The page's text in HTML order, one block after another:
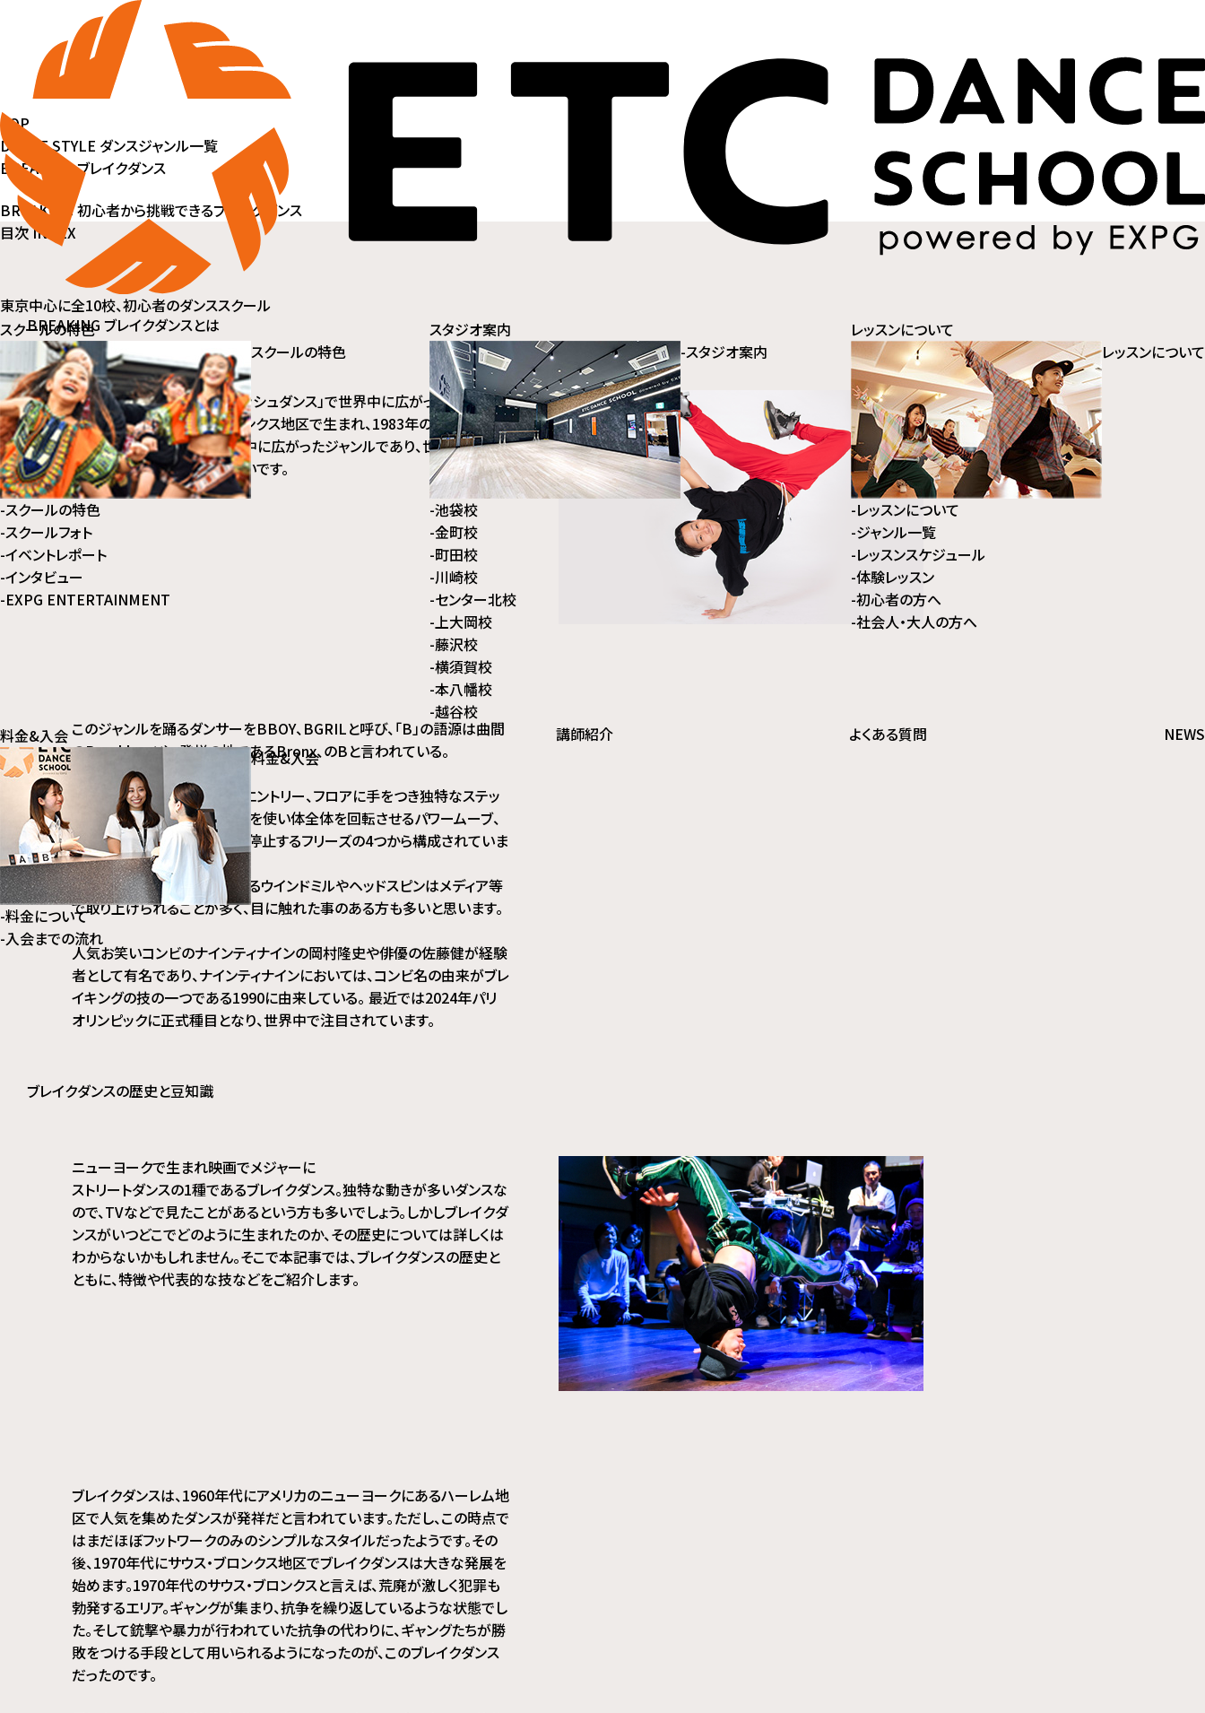
東京中心に全10校、初心者のダンススクール
スクールの特色
スクールの特色
-スクールの特色
-スクールフォト
-イベントレポート
-インタビュー
-EXPG ENTERTAINMENT
スタジオ案内
-スタジオ案内
-池袋校
-金町校
-町田校
-川崎校
-センター北校
-上大岡校
-藤沢校
-横須賀校
-本八幡校
-越谷校
レッスンについて
レッスンについて
-レッスンについて
-ジャンル⼀覧
-レッスンスケジュール
-体験レッスン
-初⼼者の⽅へ
-社会⼈・⼤⼈の⽅へ
料金&入会
料金&入会
-料⾦について
-⼊会までの流れ
講師紹介 よくある質問 NEWS
TOP
DANCE STYLE ダンスジャンル一覧
BREAKING ブレイクダンス
BREAKING初心者から挑戦できるブレイクダンス
目次INDEX
1 BREAKING ブレイクダンスとは
2 ブレイクダンスの歴史と豆知識
3 初心者が理解したいブレイクダンスの4つの要素
4 初心者ができるようになりたいブレイクダンスの技
5 ブレイクダンス初心者におすすめの練習方法
6 初心者からブレイクダンスにチャレンジしてみよう
7 ETCのブレイクダンス・インストラクター
8 ブレイクダンスのレッスンを受講できる店舗
9 店舗紹介
10 ETCで受講できるダンスジャンル
BREAKING ブレイクダンスとは
1983年の大ヒット映画「フラッシュダンス」で世界中に広がったジャンル
1970年代にNYのサウスブロンクス地区で生まれ、1983年の大ヒット映
画「フラッシュダンス」で世界中に広がったジャンルであり、世界で最もダ
ンス人口が多く、知名度が高いです。
このジャンルを踊るダンサーをBBOY、BGRILと呼び、「B」の語源は曲間
のBreakbeatや、発祥の地であるBronx、のBと言われている。
基本的には、立ったまま踊るエントリー、フロアに手をつき独特なステッ
プを踏むフットワーク、遠心力を使い体全体を回転させるパワームーブ、
踊りの締めとして体を固めて停止するフリーズの4つから構成されていま
す。
特にパワームーブの一種であるウインドミルやヘッドスピンはメディア等
で取り上げられることが多く、目に触れた事のある方も多いと思います。
人気お笑いコンビのナインティナインの岡村隆史や俳優の佐藤健が経験
者として有名であり、ナインティナインにおいては、コンビ名の由来がブレ
イキングの技の一つである1990に由来している。 最近では2024年パリ
オリンピックに正式種目となり、世界中で注目されています。
ブレイクダンスの歴史と豆知識
ニューヨークで生まれ映画でメジャーに
ストリートダンスの1種であるブレイクダンス。独特な動きが多いダンスな
ので、TVなどで見たことがあるという方も多いでしょう。しかしブレイクダ
ンスがいつどこでどのように生まれたのか、その歴史については詳しくは
わからないかもしれません。そこで本記事では、ブレイクダンスの歴史と
ともに、特徴や代表的な技などをご紹介します。
ブレイクダンスは、1960年代にアメリカのニューヨークにあるハーレム地
区で人気を集めたダンスが発祥だと言われています。ただし、この時点で
はまだほぼフットワークのみのシンプルなスタイルだったようです。その
後、1970年代にサウス・ブロンクス地区でブレイクダンスは大きな発展を
始めます。1970年代のサウス・ブロンクスと言えば、荒廃が激しく犯罪も
勃発するエリア。ギャングが集まり、抗争を繰り返しているような状態でし
た。そして銃撃や暴力が行われていた抗争の代わりに、ギャングたちが勝
敗をつける手段として用いられるようになったのが、このブレイクダンス
だったのです。